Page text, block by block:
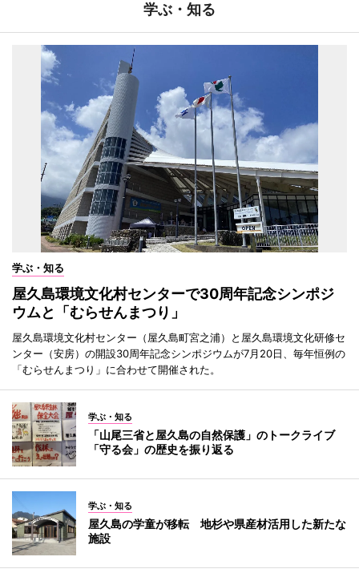
学ぶ・知る
学ぶ・知る
屋久島環境文化村センターで30周年記念シンポジ
ウムと「むらせんまつり」
屋久島環境文化村センター（屋久島町宮之浦）と屋久島環境文化研修セ
ンター（安房）の開設30周年記念シンポジウムが7月20日、毎年恒例の
「むらせんまつり」に合わせて開催された。
学ぶ・知る
「山尾三省と屋久島の自然保護」のトークライブ
「守る会」の歴史を振り返る
学ぶ・知る
屋久島の学童が移転 地杉や県産材活用した新たな
施設